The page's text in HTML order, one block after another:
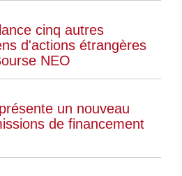
cinq autres
d'actions étrangères
NEO
un nouveau
de financement